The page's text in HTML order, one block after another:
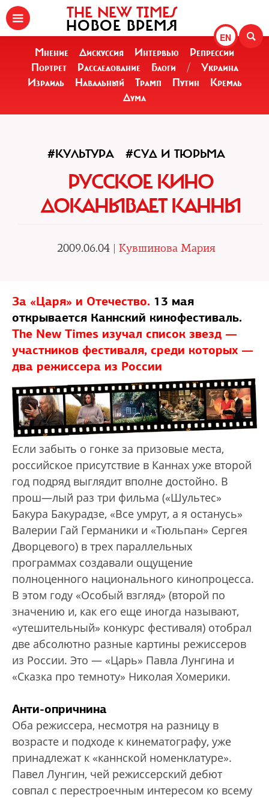
EN
THE NEW TIMES
НОВОЕ ВРЕМЯ
Мнение Дискуссия Интервью
Репрессии
Портрет
Расследование Блоги /
Украина
Израиль
Навальный Трамп Путин
Кремль
Дума
#КУЛЬТУРА #СУД И ТЮРЬМА
РУССКОЕ КИНО
ДОКАНЫВАЕТ КАННЫ
2009.06.04 | Кувшинова Мария
За «Царя» и Отечество. 13 мая
открывается Каннский кинофестиваль.
The New Times изучал список звезд —
участников фестиваля, среди которых —
два режиссера из России
Если забыть о гонке за призовые места,
российское присутствие в Каннах уже второй
год подряд выглядит вполне достойно. В
прош—лый раз три фильма («Шультес»
Бакура Бакурадзе, «Все умрут, а я останусь»
Валерии Гай Германики и «Тюльпан» Сергея
Дворцевого) в трех параллельных
программах создавали ощущение
полноценного национального кинопроцесса.
В этом году «Особый взгляд» (второй по
значению и, как его еще иногда называют,
«утешительный» конкурс фестиваля) отобрал
две абсолютно разные картины режиссеров
из России. Это — «Царь» Павла Лунгина и
«Сказка про темноту» Николая Хомерики.
Анти-опричнина
Оба режиссера, несмотря на разницу в
возрасте и подходе к кинематографу, уже
принадлежат к «каннской номенклатуре».
Павел Лунгин, чей режиссерский дебют
совпал с перестроечным интересом ко всему